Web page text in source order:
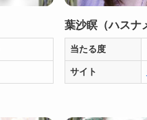
葉沙瞑（ハスナ
当たる度
サイト